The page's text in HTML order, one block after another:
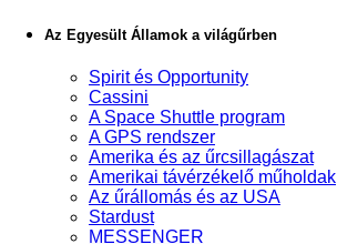
Az Egyesült Államok a világűrben
Spirit és Opportunity
Cassini
A Space Shuttle program
A GPS rendszer
Amerika és az űrcsillagászat
Amerikai távérzékelő műholdak
Az űrállomás és az USA
Stardust
MESSENGER